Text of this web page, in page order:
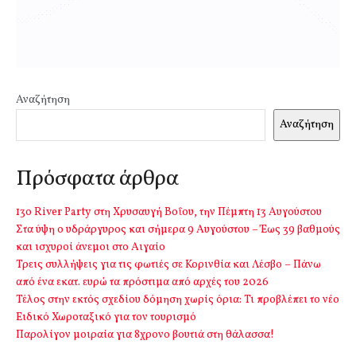
Αναζήτηση
Αναζήτηση
Πρόσφατα άρθρα
13o River Party στη Χρυσαυγή Βοΐου, την Πέμπτη 13 Αυγούστου
Στα ύψη ο υδράργυρος και σήμερα 9 Αυγούστου – Έως 39 βαθμούς
και ισχυροί άνεμοι στο Αιγαίο
Τρεις συλλήψεις για τις φωτιές σε Κορινθία και Λέσβο – Πάνω
από ένα εκατ. ευρώ τα πρόστιμα από αρχές του 2026
Τέλος στην εκτός σχεδίου δόμηση χωρίς όρια: Τι προβλέπει το νέο
Ειδικό Χωροταξικό για τον τουρισμό
Παρολίγον μοιραία για 8χρονο βουτιά στη θάλασσα!